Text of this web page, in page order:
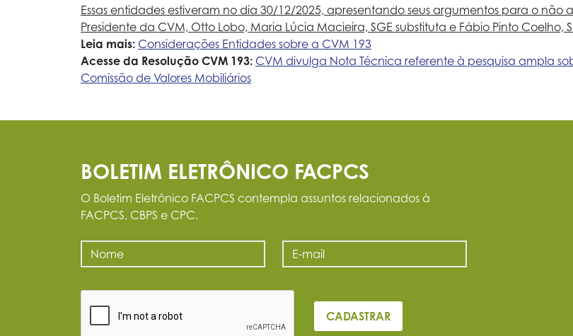
Essas entidades estiveram no dia 30/12/2025, apresentando seus argumentos para o
Presidente da CVM, Otto Lobo, Maria Lúcia Macieira, SGE substituta e Fábio Pinto Coelho,
Leia mais: Considerações Entidades sobre a CVM 193
Acesse da Resolução CVM 193: CVM divulga Nota Técnica referente à pesquisa ampla
Comissão de Valores Mobiliários
BOLETIM ELETRÔNICO FACPCS
O Boletim Eletrônico FACPCS contempla assuntos relacionados à
FACPCS, CBPS e CPC.